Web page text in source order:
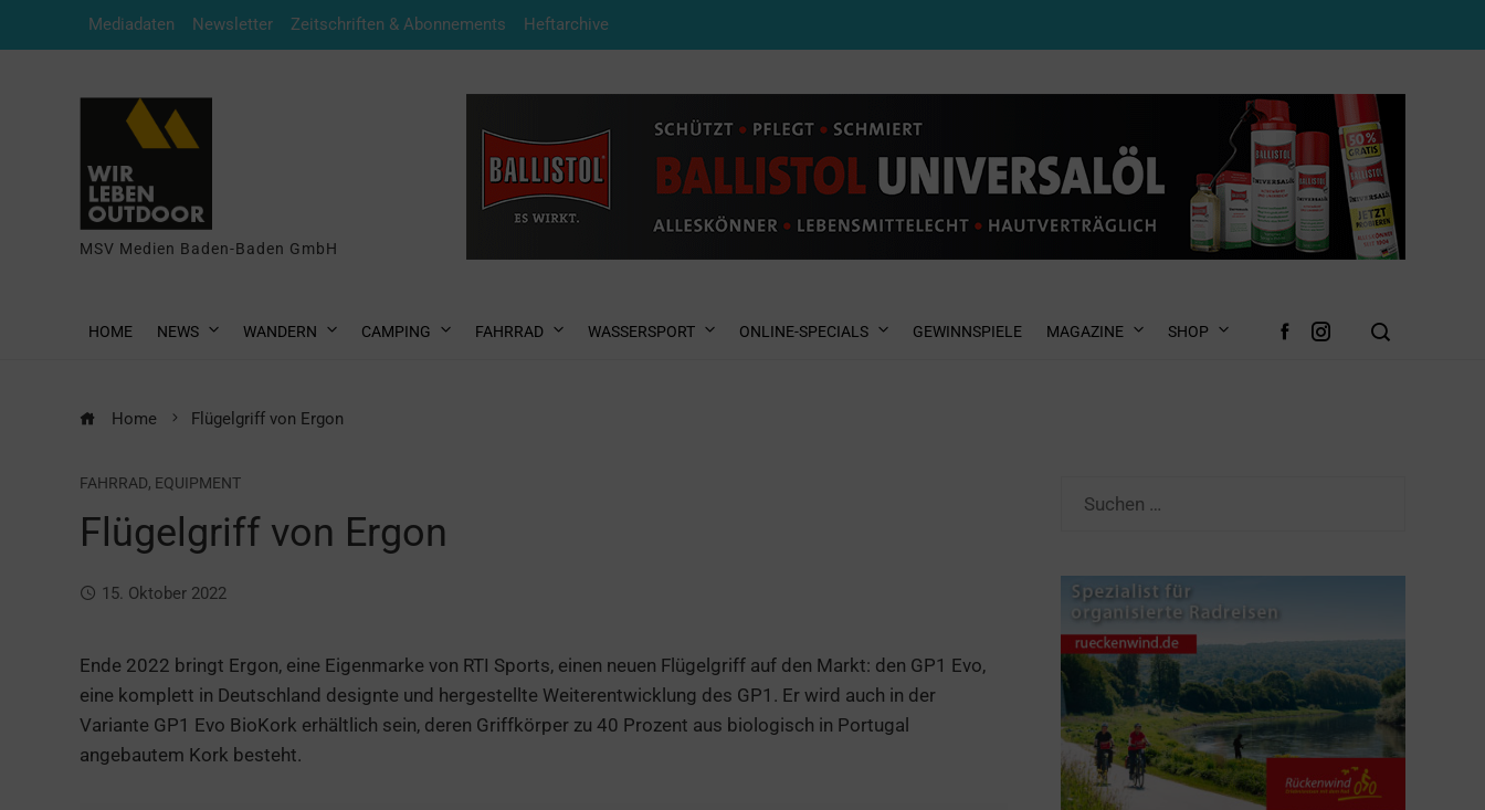
Mediadaten Newsletter Zeitschriften & Abonnements Heftarchive
MSV Medien Baden-Baden GmbH
HOME NEWS WANDERN CAMPING FAHRRAD WASSERSPORT ONLINE-SPECIALS GEWINNSPIELE MAGAZINE SHOP
Home Flügelgriff von Ergon
FAHRRAD, EQUIPMENT
Flügelgriff von Ergon
15. Oktober 2022
Ende 2022 bringt Ergon, eine Eigenmarke von RTI Sports, einen neuen Flügelgriff auf den Markt: den GP1 Evo,
eine komplett in Deutschland designte und hergestellte Weiterentwicklung des GP1. Er wird auch in der
Variante GP1 Evo BioKork erhältlich sein, deren Griffkörper zu 40 Prozent aus biologisch in Portugal
angebautem Kork besteht.